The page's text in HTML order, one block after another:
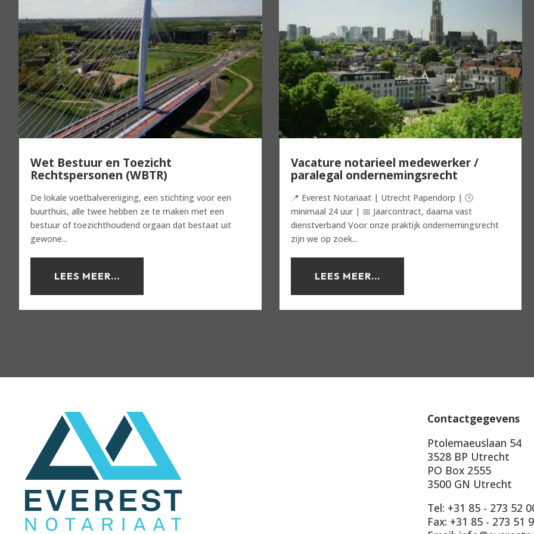
Wet Bestuur en Toezicht
Rechtspersonen (WBTR)
De lokale voetbalvereniging, een stichting voor een
buurthuis, alle twee hebben ze te maken met een
bestuur of toezichthoudend orgaan dat bestaat uit
gewone...
LEES MEER...
Vacature notarieel medewerker /
paralegal ondernemingsrecht
📍 Everest Notariaat | Utrecht Papendorp | 🕓
minimaal 24 uur | 📅 Jaarcontract, daarna vast
dienstverband Voor onze praktijk ondernemingsrecht
zijn we op zoek...
LEES MEER...
Contactgegevens
Ptolemaeuslaan 54
3528 BP Utrecht
PO Box 2555
3500 GN Utrecht
Tel: +31 85 - 273 52
Fax: +31 85 - 273 51